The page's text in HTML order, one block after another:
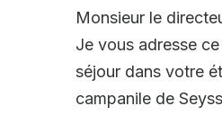
Monsieur le
Je vous adresse
séjour dans votre
campanile de